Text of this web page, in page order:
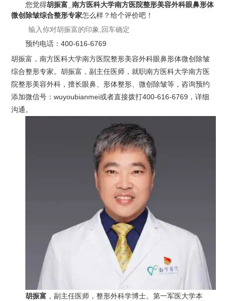
您觉得胡振富_南方医科大学南方医院整形美容外科眼鼻形体
微创除皱综合整形专家怎么样？给个评价吧！
预约电话：400-616-6769
胡振富，南方医科大学南方医院整形美容外科眼鼻形体微创除皱
综合整形专家。胡振富，副主任医师，就职南方医科大学南方医
院整形美容外科，擅长眼鼻、形体整形、微创除皱等，咨询预约
添加微信号：wuyoubianmei或者直接拨打400-616-6769，详细
沟通。
胡振富 ，副主任医师，整形外科学博士。第一军医大学本